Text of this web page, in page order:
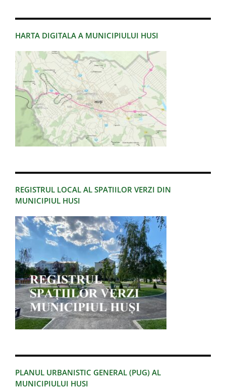
HARTA DIGITALA A MUNICIPIULUI HUSI
REGISTRUL LOCAL AL SPATIILOR VERZI DIN
MUNICIPIUL HUSI
PLANUL URBANISTIC GENERAL (PUG) AL
MUNICIPIULUI HUSI